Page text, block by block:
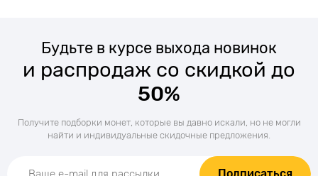
Будьте в курсе выхода новинок
и распродаж со скидкой до
50%
Получите подборки монет, которые вы давно искали, но не могли
найти и индивидуальные скидочные предложения.